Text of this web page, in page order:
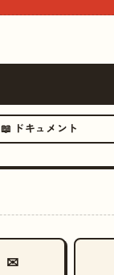
📖 ドキュメント
✉